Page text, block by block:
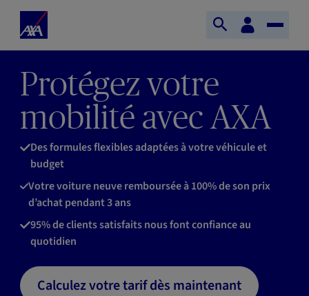
Aller au contenu principal
Accueil
AXA
Espace
client
Ouvrir
la
Toggle
Protégez votre
mobilité avec AXA
Des formules flexibles adaptées à votre véhicule et
budget
Votre voiture neuve remboursée à 100% de son prix
d’achat pendant 3 ans
95% de clients satisfaits nous font confiance au
quotidien
Calculez votre tarif dès maintenant